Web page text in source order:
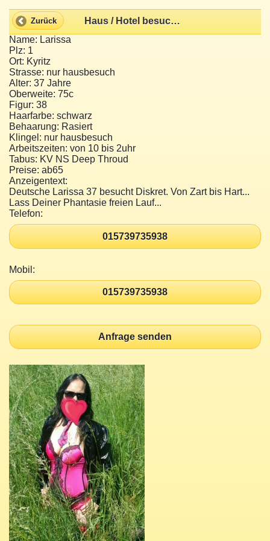
Zurück
Haus / Hotel besuch mit sexy Deutsche?
Name: Larissa
Plz: 1
Ort: Kyritz
Strasse: nur hausbesuch
Alter: 37 Jahre
Oberweite: 75c
Figur: 38
Haarfarbe: schwarz
Behaarung: Rasiert
Klingel: nur hausbesuch
Arbeitszeiten: von 10 bis 2uhr
Tabus: KV NS Deep Throud
Preise: ab65
Anzeigentext:
Deutsche Larissa 37 besucht Diskret. Von Zart bis Hart...
Lass Deiner Phantasie freien Lauf...
Telefon:
015739735938
Mobil:
015739735938
Anfrage senden